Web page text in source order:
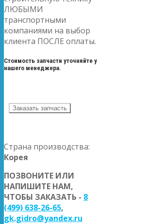
ЛЮБЫМИ
транспортными
компаниями на выбор
клиента ПОСЛЕ оплаты.
Стоимость запчасти уточняйте у
нашего менеджера.
Заказать запчасть
Страна производства:
Корея
ПОЗВОНИТЕ ИЛИ
НАПИШИТЕ НАМ,
ЧТОБЫ ЗАКАЗАТЬ - 8
(499) 638-26-65,
gk.gidro@yandex.ru